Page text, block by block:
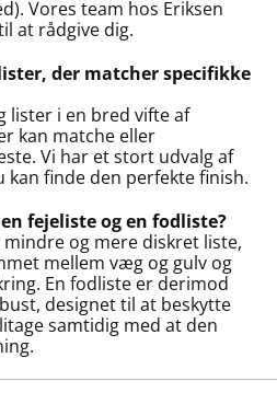
Vores team hos Eriksen
at rådgive dig.
der matcher specifikke
lister i en bred vifte af
kan matche eller
Vi har et stort udvalg af
kan finde den perfekte finish.
fejeliste og en fodliste?
og mere diskret liste,
mellem væg og gulv og
En fodliste er derimod
designet til at beskytte
samtidig med at den